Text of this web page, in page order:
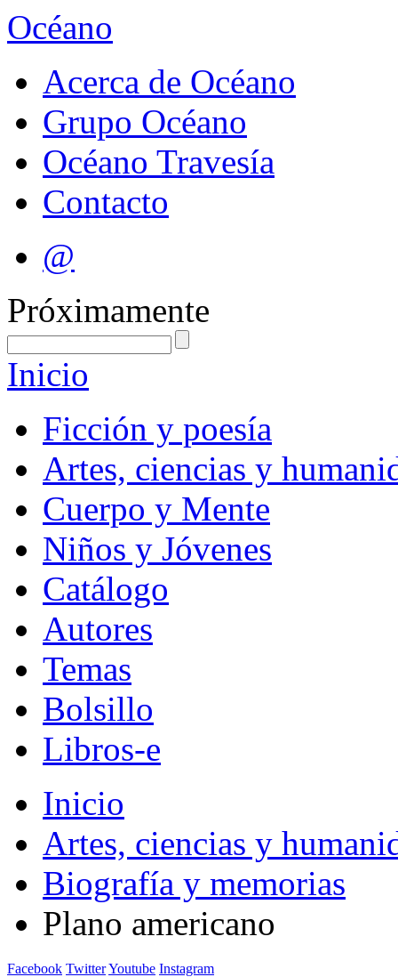
Océano
Acerca de Océano
Grupo Océano
Océano Travesía
Contacto
@
Próximamente
Inicio
Ficción y poesía
Artes, ciencias y
Cuerpo y Mente
Niños y Jóvenes
Catálogo
Autores
Temas
Bolsillo
Libros-e
Inicio
Artes, ciencias y
Biografía y memorias
Plano americano
Facebook TwitterYoutube Instagram